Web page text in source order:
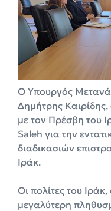
Ο Υπουργός
Δημήτρης
με τον Πρέσβη του
Saleh για την
διαδικασιών
Ιράκ.
Οι πολίτες του
μεγαλύτερη